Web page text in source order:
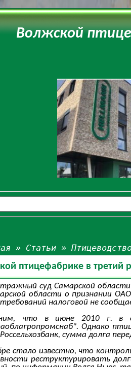
Волжской
» Статьи »
птицефабрике в третий
суд Самарской
области о признании
налоговой не
что в июне 2010 г. в
Однако
Россельхозбанк, сумма долга
стало известно, что
реструктурировать